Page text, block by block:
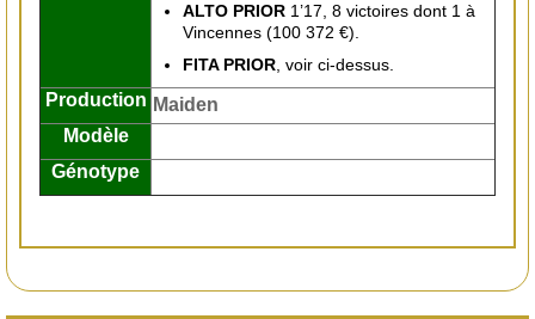
ALTO PRIOR 1’17, 8 victoires dont 1 à
Vincennes (100 372 €).
FITA PRIOR, voir ci-dessus.
Production Maiden
Modèle
Génotype